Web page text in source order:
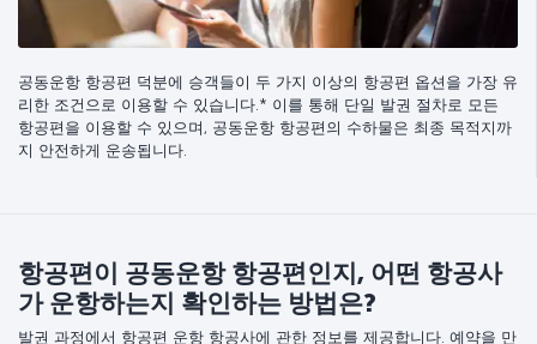
공동운항 항공편 덕분에 승객들이 두 가지 이상의 항공편 옵션을 가장 유
리한 조건으로 이용할 수 있습니다.* 이를 통해 단일 발권 절차로 모든
항공편을 이용할 수 있으며, 공동운항 항공편의 수하물은 최종 목적지까
지 안전하게 운송됩니다.
항공편이 공동운항 항공편인지, 어떤 항공사
가 운항하는지 확인하는 방법은?
발권 과정에서 항공편 운항 항공사에 관한 정보를 제공합니다. 예약을 만